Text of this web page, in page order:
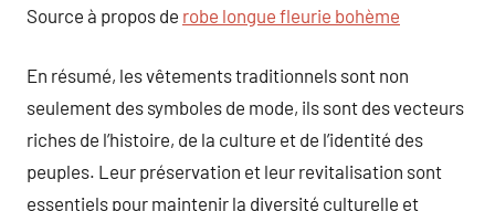
Source à propos de robe longue fleurie bohème
En résumé, les vêtements traditionnels sont non
seulement des symboles de mode, ils sont des vecteurs
riches de l’histoire, de la culture et de l’identité des
peuples. Leur préservation et leur revitalisation sont
essentiels pour maintenir la diversité culturelle et